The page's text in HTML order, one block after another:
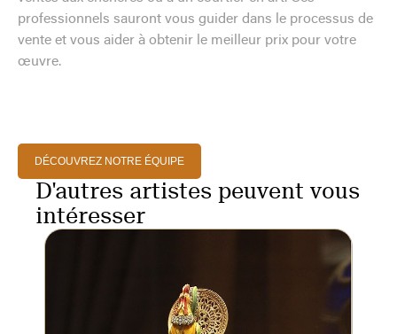
professionnels sauront vous guider dans le processus de
vente et vous aider à obtenir le meilleur prix pour votre
œuvre.
DÉCOUVREZ NOTRE ÉQUIPE
D'autres artistes peuvent vous
intéresser